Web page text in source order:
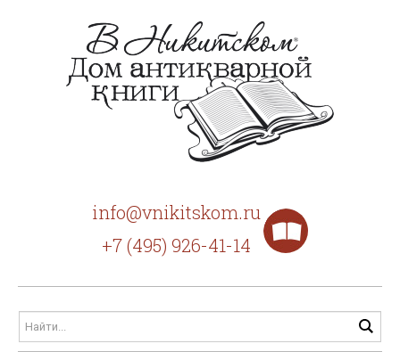
info@vnikitskom.ru
+7 (495) 926-41-14